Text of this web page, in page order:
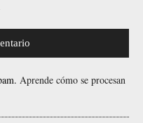
Aprende cómo se procesan